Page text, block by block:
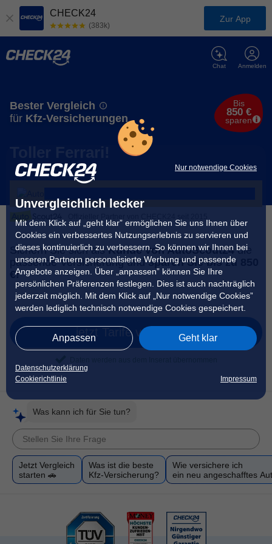
Nur notwendige Cookies
Unvergleichlich lecker
Mit dem Klick auf „geht klar” ermöglichen Sie uns Ihnen über
Cookies ein verbessertes Nutzungserlebnis zu servieren und
dieses kontinuierlich zu verbessern. So können wir Ihnen bei
unseren Partnern personalisierte Werbung und passende
Angebote anzeigen. Über „anpassen” können Sie Ihre
persönlichen Präferenzen festlegen. Dies ist auch nachträglich
jederzeit möglich. Mit dem Klick auf „Nur notwendige Cookies”
werden lediglich technisch notwendige Cookies gespeichert.
Anpassen Geht klar
Datenschutzerklärung
Cookierichtlinie
Impressum
CHECK24
(383k)
Zur App
Anmelden
Chat
Bester Vergleich
für Kfz-Versicherungen
Bis
850 €
sparen
Toller Ferrari!
Sichern Sie sich alsKunde von AutoScout24 die
passende Versicherung undsparen Sie bis zu 850
€!
jetzt Tarife vergleichen
Was kann ich für Sie tun?
Jetzt Vergleich
starten 🚗
Was ist die beste
Kfz-Versicherung?
Wie versichere ich
ein neu angeschafftes